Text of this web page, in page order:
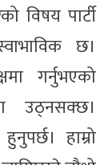
विषय पार्टी
छ।
गर्नुभएको
उठ्नसक्छ।
हाम्रो